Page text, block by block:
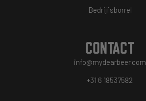
Bedrijfsborrel
CONTACT
info@mydearbeer.com
+31 6 18537582